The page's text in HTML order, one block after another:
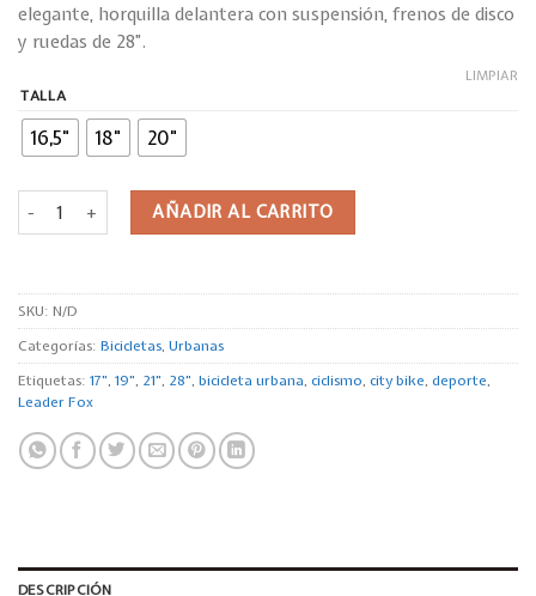
elegante, horquilla delantera con suspensión, frenos de disco
y ruedas de 28”.
TALLA
16,5" 18" 20"
LIMPIAR
Leader Fox NEBA, 2021-2 cantidad
AÑADIR AL CARRITO
SKU: N/D
Categorías: Bicicletas, Urbanas
Etiquetas: 17", 19", 21", 28", bicicleta urbana, ciclismo, city bike, deporte,
Leader Fox
DESCRIPCIÓN